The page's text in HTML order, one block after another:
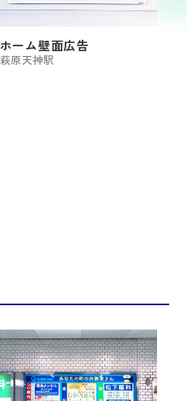
ホーム壁面広告
萩原天神駅